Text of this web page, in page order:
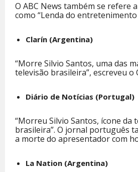
O ABC News também se refere
como “Lenda do
Clarín (Argentina)
“Morre Silvio Santos, uma das
televisão brasileira”, escreveu o
Diário de Notícias (Portugal)
“Morreu Silvio Santos, ícone da
brasileira”. O jornal português
a morte do apresentador com
La Nation (Argentina)